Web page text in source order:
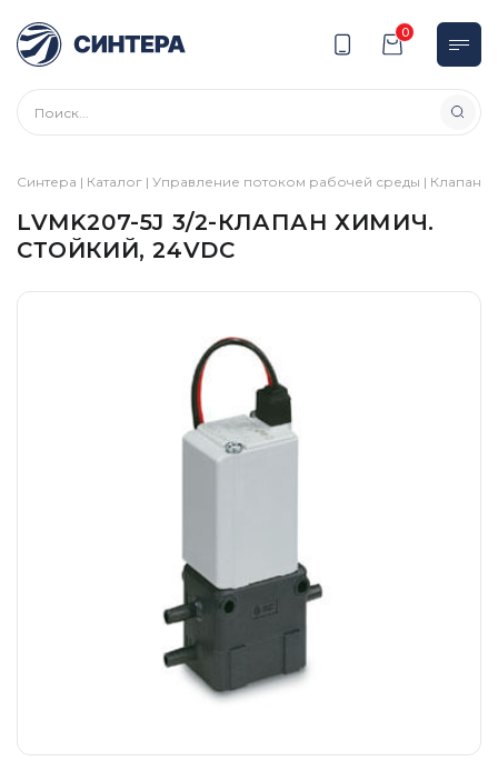
0
Синтера | Каталог | Управление потоком рабочей среды | Клапаны
LVMK207-5J 3/2-КЛАПАН ХИМИЧ.
СТОЙКИЙ, 24VDC